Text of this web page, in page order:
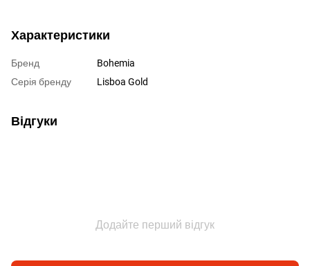
Характеристики
Бренд
Bohemia
Серія бренду
Lisboa Gold
Відгуки
Додайте перший відгук